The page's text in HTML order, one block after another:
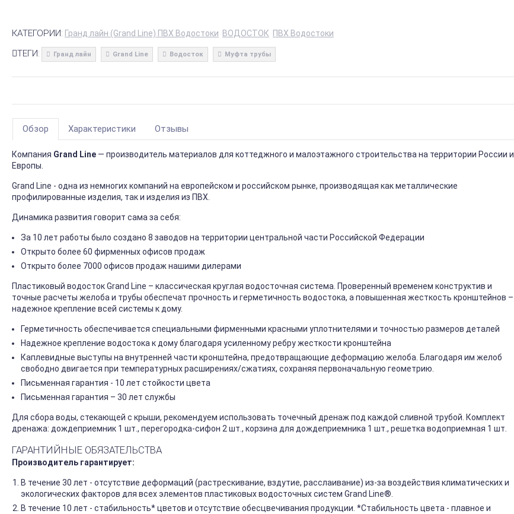
КАТЕГОРИИ: Гранд лайн (Grand Line) ПВХ Водостоки ВОДОСТОК ПВХ Водостоки
ТЕГИ: Гранд лайн Grand Line Водосток Муфта трубы
Обзор Характеристики Отзывы
Компания Grand Line — производитель материалов для коттеджного и малоэтажного строительства на территории России и
Европы.
Grand Line - одна из немногих компаний на европейском и российском рынке, производящая как металлические
профилированные изделия, так и изделия из ПВХ.
Динамика развития говорит сама за себя:
За 10 лет работы было создано 8 заводов на территории центральной части Российской Федерации
Открыто более 60 фирменных офисов продаж
Открыто более 7000 офисов продаж нашими дилерами
Пластиковый водосток Grand Line – классическая круглая водосточная система. Проверенный временем конструктив и
точные расчеты желоба и трубы обеспечат прочность и герметичность водостока, а повышенная жесткость кронштейнов –
надежное крепление всей системы к дому.
Герметичность обеспечивается специальными фирменными красными уплотнителями и точностью размеров деталей
Надежное крепление водостока к дому благодаря усиленному ребру жесткости кронштейна
Каплевидные выступы на внутренней части кронштейна, предотвращающие деформацию желоба. Благодаря им желоб
свободно двигается при температурных расширениях/сжатиях, сохраняя первоначальную геометрию.
Письменная гарантия - 10 лет стойкости цвета
Письменная гарантия – 30 лет службы
Для сбора воды, стекающей с крыши, рекомендуем использовать точечный дренаж под каждой сливной трубой. Комплект
дренажа: дождеприемник 1 шт., перегородка-сифон 2 шт., корзина для дождеприемника 1 шт., решетка водоприемная 1 шт.
ГАРАНТИЙНЫЕ ОБЯЗАТЕЛЬСТВА
Производитель гарантирует:
В течение 30 лет - отсутствие деформаций (растрескивание, вздутие, расслаивание) из-за воздействия климатических и
экологических факторов для всех элементов пластиковых водосточных систем Grand Line®.
В течение 10 лет - стабильность* цветов и отсутствие обесцвечивания продукции. *Стабильность цвета - плавное и